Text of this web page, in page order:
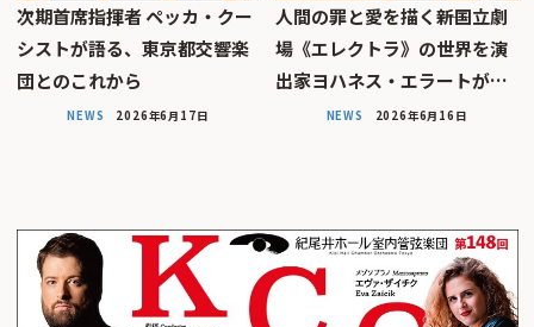
次期首席指揮者 ペッカ・クー
シストが語る、東京都交響楽
団とのこれから
NEWS 2026年6月17日
人間の罪と愛を描く――新国立劇
場《エレクトラ》の世界を演
出家ヨハネス・エラートが…
NEWS 2026年6月16日